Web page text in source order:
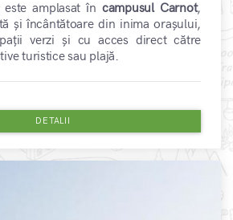
amplasat în campusul Carnot,
și încântătoare din inima orașului,
verzi și cu acces direct către
turistice sau plajă.
DETALII